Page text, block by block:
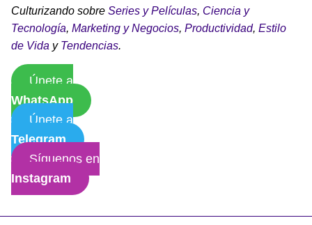
Culturizando sobre Series y Películas, Ciencia y
Tecnología, Marketing y Negocios, Productividad, Estilo
de Vida y Tendencias.
Únete a
WhatsApp
Únete a
Telegram
Síguenos en
Instagram